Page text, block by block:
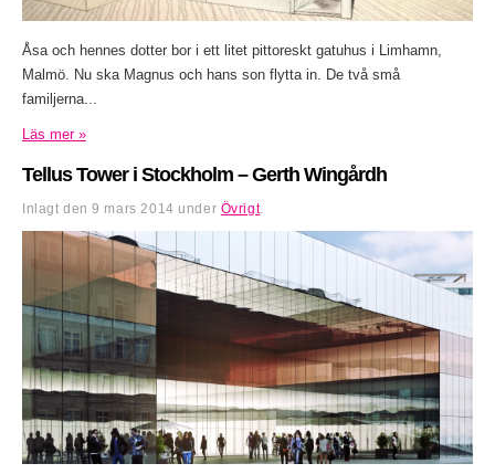
Åsa och hennes dotter bor i ett litet pittoreskt gatuhus i Limhamn,
Malmö. Nu ska Magnus och hans son flytta in. De två små
familjerna...
Läs mer »
Tellus Tower i Stockholm – Gerth Wingårdh
Inlagt den9 mars 2014 under Övrigt.